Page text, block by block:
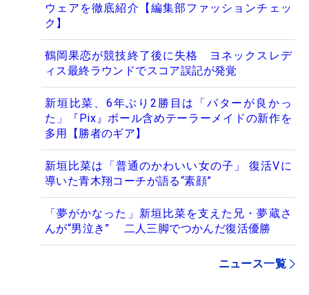
ウェアを徹底紹介【編集部ファッションチェッ
ク】
鶴岡果恋が競技終了後に失格 ヨネックスレデ
ィス最終ラウンドでスコア誤記が発覚
新垣比菜、6年ぶり2勝目は「パターが良かっ
た」『Pix』ボール含めテーラーメイドの新作を
多用【勝者のギア】
新垣比菜は「普通のかわいい女の子」 復活Vに
導いた青木翔コーチが語る“素顔”
「夢がかなった」新垣比菜を支えた兄・夢蔵さ
んが“男泣き” 二人三脚でつかんだ復活優勝
ニュース一覧